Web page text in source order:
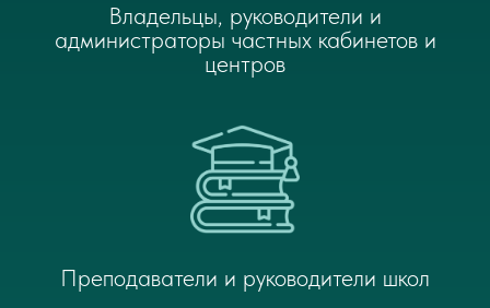
Владельцы, руководители и
администраторы частных кабинетов и
центров
Преподаватели и руководители школ